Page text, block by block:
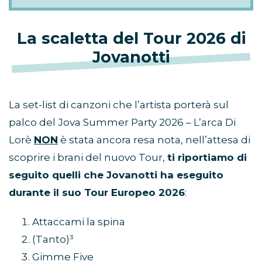
La scaletta del Tour 2026 di
Jovanotti
La set-list di canzoni che l’artista porterà sul
palco del Jova Summer Party 2026 – L’arca Di
Lorè NON è stata ancora resa nota, nell’attesa di
scoprire i brani del nuovo Tour, ti riportiamo di
seguito quelli che Jovanotti ha eseguito
durante il suo Tour Europeo 2026:
Attaccami la spina
(Tanto)³
Gimme Five